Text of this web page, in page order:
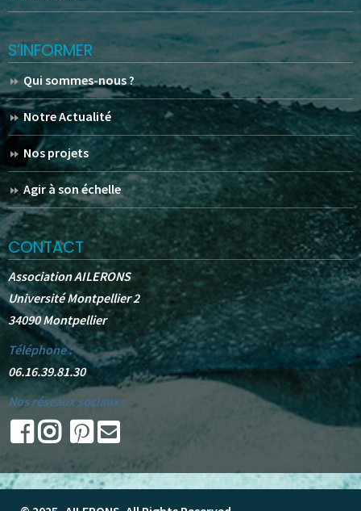
S’INFORMER
Qui sommes-nous ?
Notre Actualité
Nos projets
Agir à son échelle
CONTACT
Association AILERONS
Université Montpellier 2
34090 Montpellier
Téléphone :
06.16.39.81.30
Nos réseaux sociaux :